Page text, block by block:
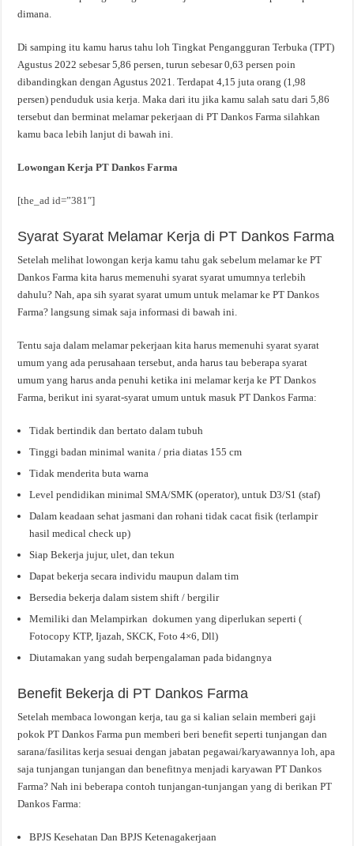
dimana.
Di samping itu kamu harus tahu loh Tingkat Pengangguran Terbuka (TPT)
Agustus 2022 sebesar 5,86 persen, turun sebesar 0,63 persen poin
dibandingkan dengan Agustus 2021. Terdapat 4,15 juta orang (1,98
persen) penduduk usia kerja. Maka dari itu jika kamu salah satu dari 5,86
tersebut dan berminat melamar pekerjaan di PT Dankos Farma silahkan
kamu baca lebih lanjut di bawah ini.
Lowongan Kerja PT Dankos Farma
[the_ad id=”381″]
Syarat Syarat Melamar Kerja di PT Dankos Farma
Setelah melihat lowongan kerja kamu tahu gak sebelum melamar ke PT
Dankos Farma kita harus memenuhi syarat syarat umumnya terlebih
dahulu? Nah, apa sih syarat syarat umum untuk melamar ke PT Dankos
Farma? langsung simak saja informasi di bawah ini.
Tentu saja dalam melamar pekerjaan kita harus memenuhi syarat syarat
umum yang ada perusahaan tersebut, anda harus tau beberapa syarat
umum yang harus anda penuhi ketika ini melamar kerja ke PT Dankos
Farma, berikut ini syarat-syarat umum untuk masuk PT Dankos Farma:
Tidak bertindik dan bertato dalam tubuh
Tinggi badan minimal wanita / pria diatas 155 cm
Tidak menderita buta warna
Level pendidikan minimal SMA/SMK (operator), untuk D3/S1 (staf)
Dalam keadaan sehat jasmani dan rohani tidak cacat fisik (terlampir
hasil medical check up)
Siap Bekerja jujur, ulet, dan tekun
Dapat bekerja secara individu maupun dalam tim
Bersedia bekerja dalam sistem shift / bergilir
Memiliki dan Melampirkan dokumen yang diperlukan seperti (
Fotocopy KTP, Ijazah, SKCK, Foto 4×6, Dll)
Diutamakan yang sudah berpengalaman pada bidangnya
Benefit Bekerja di PT Dankos Farma
Setelah membaca lowongan kerja, tau ga si kalian selain memberi gaji
pokok PT Dankos Farma pun memberi beri benefit seperti tunjangan dan
sarana/fasilitas kerja sesuai dengan jabatan pegawai/karyawannya loh, apa
saja tunjangan tunjangan dan benefitnya menjadi karyawan PT Dankos
Farma? Nah ini beberapa contoh tunjangan-tunjangan yang di berikan PT
Dankos Farma:
BPJS Kesehatan Dan BPJS Ketenagakerjaan